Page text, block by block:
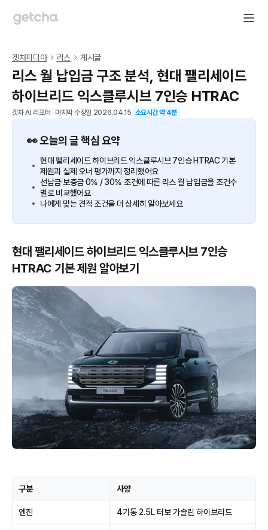
겟차피디아 리스 게시글
리스 월 납입금 구조 분석, 현대 팰리세이드
하이브리드 익스클루시브 7인승 HTRAC
겟차 AI 리포터 마지막 수정일 2026.04.15 소요시간 약4분
👀 오늘의 글 핵심 요약
현대 팰리세이드 하이브리드 익스클루시브 7인승 HTRAC 기본
제원과 실제 오너 평가까지 정리했어요
선납금·보증금 0% / 30% 조건에 따른 리스 월 납입금을 조건수
별로 비교했어요
나에게 맞는 견적 조건을 더 상세히 알아보세요
현대 팰리세이드 하이브리드 익스클루시브 7인승
HTRAC 기본 제원 알아보기
구분 사양
엔진 4기통 2.5L 터보 가솔린 하이브리드